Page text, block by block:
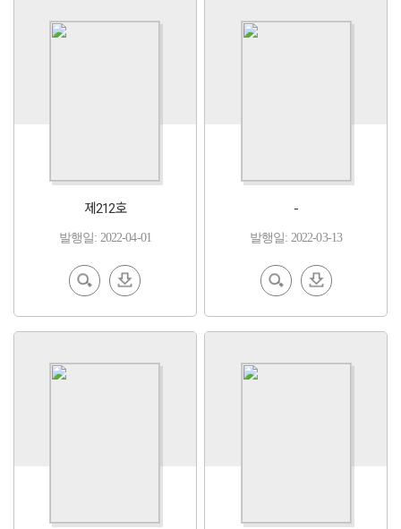
제212호
발행일: 2022-04-01
EBoo
k 보기
다운
로드
-
발행일: 2022-03-13
EBoo
k 보기
다운
로드